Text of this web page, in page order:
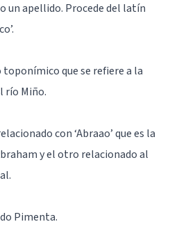
un apellido. Procede del latín
toponímico que se refiere a la
río Miño.
con ‘Abraao’ que es la
y el otro relacionado al
Pimenta.